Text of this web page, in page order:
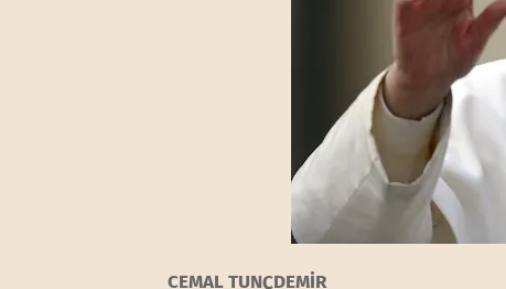
CEMAL TUNÇDEMİR